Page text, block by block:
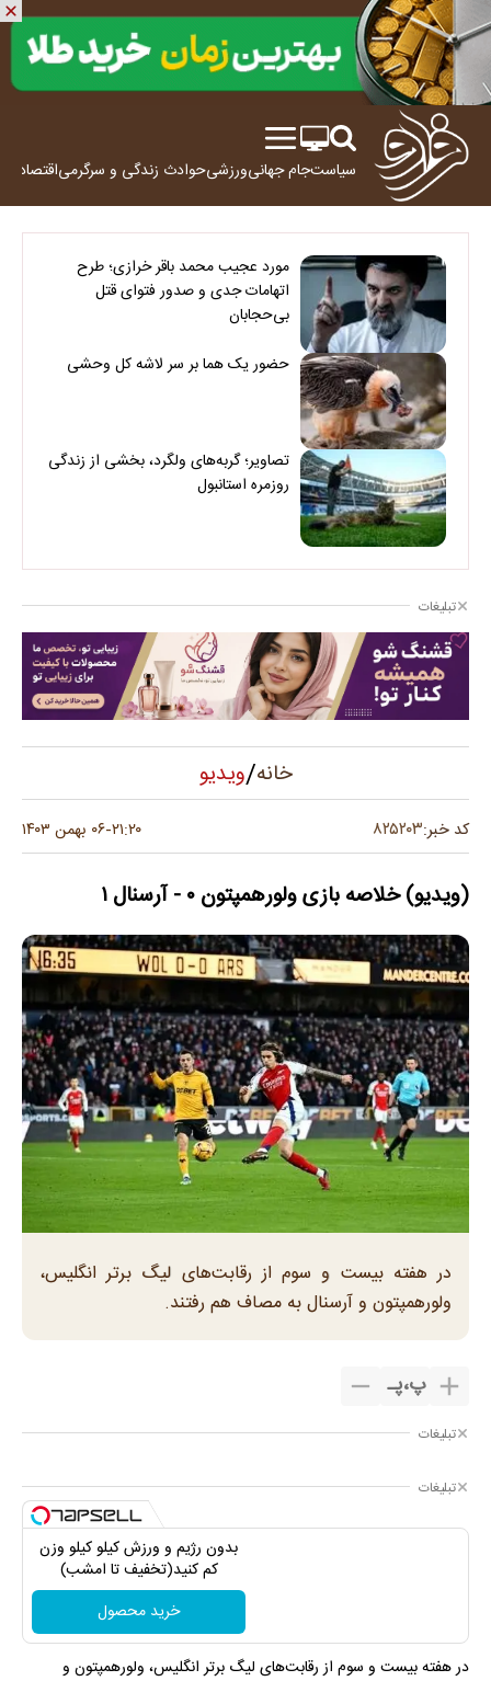
سیاستجام جهانیورزشیحوادث زندگی و سرگرمیاقتصاد
مورد عجیب محمد باقر خرازی؛ طرح
اتهامات جدی و صدور فتوای قتل
بی‌حجابان
حضور یک هما بر سر لاشه‌ کل وحشی
تصاویر؛ گربه‌های ولگرد، بخشی از زندگی
روزمره استانبول
تبلیغات
خانه/ویدیو
کد خبر:۸۲۵۲۰۳ ۲۱:۲۰-۰۶ بهمن ۱۴۰۳
(ویدیو) خلاصه بازی ولورهمپتون ۰ - آرسنال ۱
در هفته بیست و سوم از رقابت‌های لیگ برتر انگلیس،
ولورهمپتون و آرسنال به مصاف هم رفتند.
پ،پـ
تبلیغات
تبلیغات
بدون رژیم و ورزش کیلو کیلو وزن
کم کنید(تخفیف تا امشب)
خرید محصول
در هفته بیست و سوم از رقابت‌های لیگ برتر انگلیس، ولورهمپتون و